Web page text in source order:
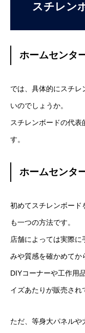
スチレン
ホームセンタ
では、具体的にスチレ
いのでしょうか。
スチレンボードの代表
す。
ホームセンタ
初めてスチレンボード
も一つの方法です。
店舗によっては実際
みや質感を確かめてか
DIYコーナーや工作用
イズあたりが販売され
ただ、等身大パネル